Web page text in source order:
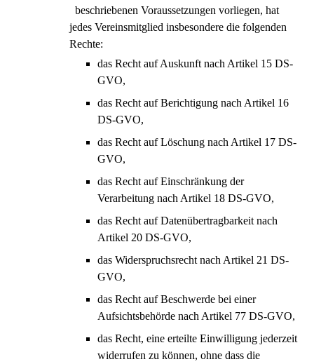
beschriebenen Voraussetzungen vorliegen, hat
jedes Vereinsmitglied insbesondere die folgenden
Rechte:
das Recht auf Auskunft nach Artikel 15 DS-
GVO,
das Recht auf Berichtigung nach Artikel 16
DS-GVO,
das Recht auf Löschung nach Artikel 17 DS-
GVO,
das Recht auf Einschränkung der
Verarbeitung nach Artikel 18 DS-GVO,
das Recht auf Datenübertragbarkeit nach
Artikel 20 DS-GVO,
das Widerspruchsrecht nach Artikel 21 DS-
GVO,
das Recht auf Beschwerde bei einer
Aufsichtsbehörde nach Artikel 77 DS-GVO,
das Recht, eine erteilte Einwilligung jederzeit
widerrufen zu können, ohne dass die